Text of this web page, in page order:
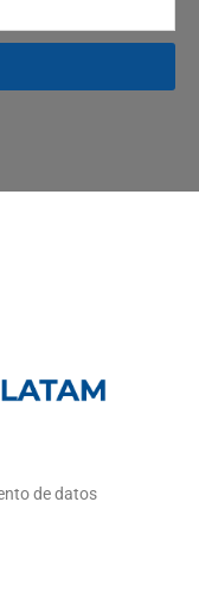
de datos